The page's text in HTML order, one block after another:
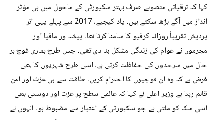
کہا کہ ترقیاتی منصوبے صرف بہتر سکیورٹی کے ماحول میں ہی مؤثر
انداز میں آگے بڑھ سکتے ہیں۔ یاد کیجیے، 2017 سے پہلے یہی اتر
پردیش تقریباً روزانہ کرفیو کا سامنا کرتا تھا۔ پیشہ ور مافیا اور
مجرموں نے عوام کی زندگی مشکل بنا دی تھی۔ جس طرح ہماری فوج ہر
حال میں سرحدوں کی حفاظت کرتی ہے، اسی طرح شہریوں کا بھی
فرض ہے کہ وہ ان فوجیوں کا احترام کریں۔ طاقت سے ہی عزت اور امن
قائم رہتا ہے وزیر اعلیٰ نے کہا کہ عالمی سطح پر عزت اور دوستی بھی
اسی ملک کو ملتی ہے جو سکیورٹی کے اعتبار سے مضبوط ہو۔ انہوں نے